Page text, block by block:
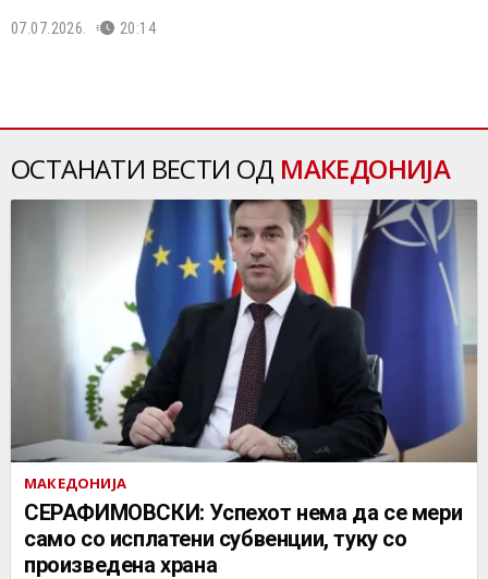
07.07.2026. 20:14
ОСТАНАТИ ВЕСТИ ОД МАКЕДОНИЈА
МАКЕДОНИЈА
СЕРАФИМОВСКИ: Успехот нема да се мери
само со исплатени субвенции, туку со
произведена храна